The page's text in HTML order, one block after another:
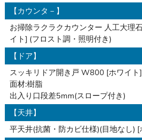
【カウンタ－】
お掃除ラクラクカウンター 人工大理
イト] (フロスト調・照明付き)
【ドア】
スッキリドア開き戸 W800 [ホワイト]
面材:樹脂
出入り口段差5mm(スロープ付き)
【天井】
平天井(抗菌・防カビ仕様)(目地なし) [